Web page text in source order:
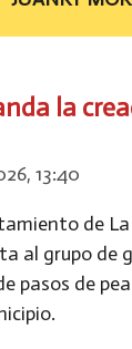
la
13:40
de
al grupo de
pasos de